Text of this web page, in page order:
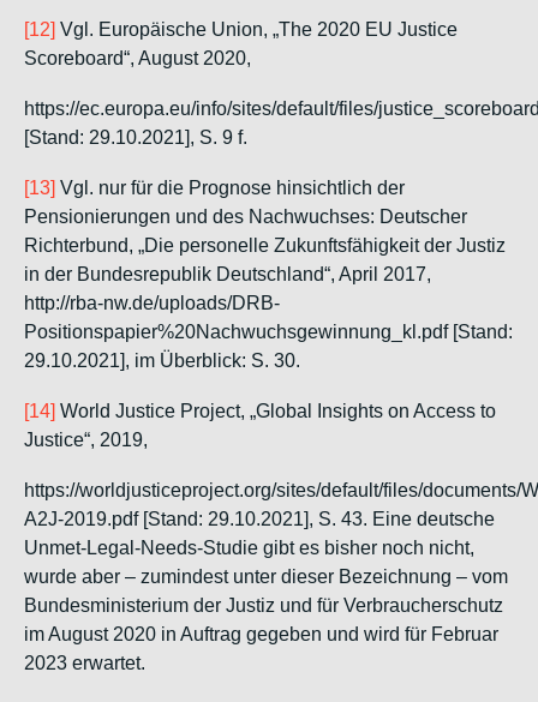
[12] Vgl. Europäische Union, „The 2020 EU Justice
Scoreboard“, August 2020,
https://ec.europa.eu/info/sites/default/files/
[Stand: 29.10.2021], S. 9 f.
[13] Vgl. nur für die Prognose hinsichtlich der
Pensionierungen und des Nachwuchses: Deutscher
Richterbund, „Die personelle Zukunftsfähigkeit der Justiz
in der Bundesrepublik Deutschland“, April 2017,
http://rba-nw.de/uploads/DRB-
Positionspapier%20Nachwuchsgewinnung_kl.pdf [Stand:
29.10.2021], im Überblick: S. 30.
[14] World Justice Project, „Global Insights on Access to
Justice“, 2019,
https://worldjusticeproject.org/sites/default/files/documents/
A2J-2019.pdf [Stand: 29.10.2021], S. 43. Eine deutsche
Unmet-Legal-Needs-Studie gibt es bisher noch nicht,
wurde aber – zumindest unter dieser Bezeichnung – vom
Bundesministerium der Justiz und für Verbraucherschutz
im August 2020 in Auftrag gegeben und wird für Februar
2023 erwartet.